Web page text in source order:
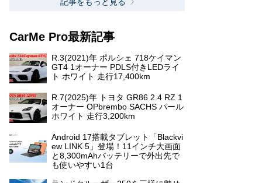
CarMe Pro最新記事
R.3(2021)年 ポルシェ 718ケイマン
GT4 1オーナー PDLS付きLEDライ
ト ホワイト 走行17,400km
R.7(2025)年 トヨタ GR86 2.4 RZ 1
オーナー OPbrembo SACHS パール
ホワイト 走行3,200km
Android 17搭載タブレット「Blackvi
ew LINK 5」登場！11インチ大画面
と8,300mAhバッテリーで外出先で
も使いやすい1台